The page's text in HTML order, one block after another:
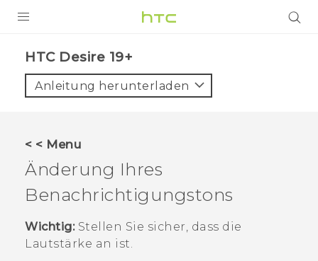
VIVE
VIVERSE
UNTERSTÜTZUNG
HTC-Geräte und Zubehör
‎HTC Desire 19+‎‎
Anleitung herunterladen
< < Menu
Änderung Ihres
Benachrichtigungstons
Wichtig:Stellen Sie sicher, dass die
Lautstärke an ist.